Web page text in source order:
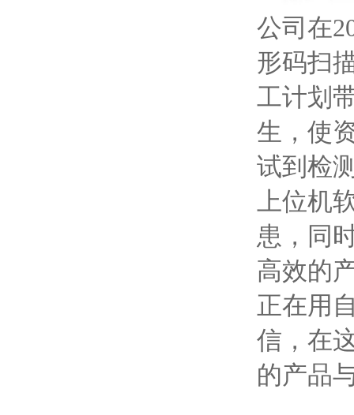
公司在
形码扫
工计划
生，使
试到检
上位机
患，同
高效的
正在用
信，在
的产品